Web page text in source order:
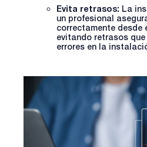
Evita retrasos: La
un profesional
correctamente desde
evitando retrasos
errores en la